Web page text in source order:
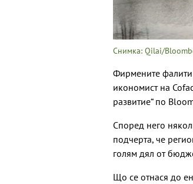
Снимка: Qilai/
Фирмените фалити
икономист на
развитие“ по
Според него
подчерта, че
голям дял от
Що се отнася до